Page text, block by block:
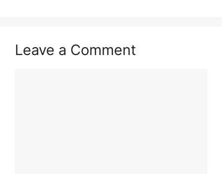
Leave a Comment